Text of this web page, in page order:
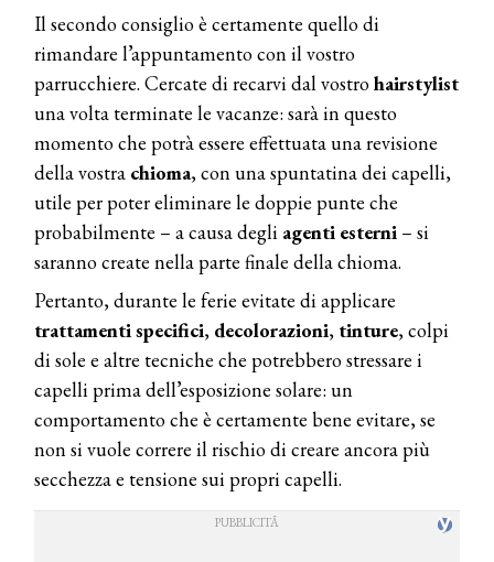
Il secondo consiglio è certamente quello di
rimandare l’appuntamento con il vostro
parrucchiere. Cercate di recarvi dal vostrohairstylist
una volta terminate le vacanze: sarà in questo
momento che potrà essere effettuata una revisione
della vostra chioma, con una spuntatina dei capelli,
utile per poter eliminare le doppie punte che
probabilmente – a causa degli agenti esterni – si
saranno create nella parte finale della chioma.
Pertanto, durante le ferie evitate di applicare
trattamentispecifici, decolorazioni, tinture, colpi
di sole e altre tecniche che potrebbero stressare i
capelli prima dell’esposizione solare: un
comportamento che è certamente bene evitare, se
non si vuole correre il rischio di creare ancora più
secchezza e tensione sui propri capelli.